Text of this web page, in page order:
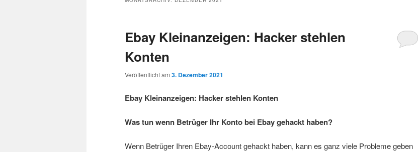
Ebay Kleinanzeigen: Hacker stehlen
Konten
Veröffentlicht am 3. Dezember 2021
Ebay Kleinanzeigen: Hacker stehlen Konten
Was tun wenn Betrüger Ihr Konto bei Ebay gehackt haben?
Wenn Betrüger Ihren Ebay-Account gehackt haben, kann es ganz viele Probleme geben